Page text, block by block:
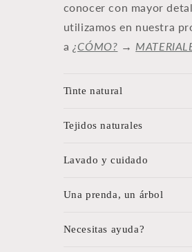
conocer con mayor
utilizamos en nuestra
a ¿CÓMO? →
Tinte natural
Tejidos naturales
Lavado y cuidado
Una prenda, un árbol
Necesitas ayuda?